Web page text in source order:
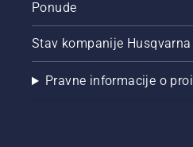
Ponude
Stav kompanije
Pravne informacije o